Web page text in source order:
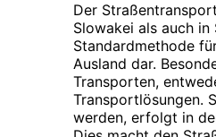
Der
Slowakei als auch
Standardmethode
Ausland dar.
Transporten,
Transportlösungen.
werden, erfolgt in